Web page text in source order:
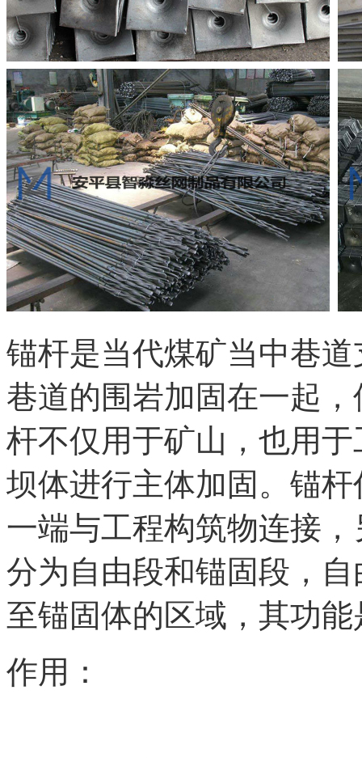
锚杆是当代煤矿当中巷
巷道的围岩加固在一起
杆不仅用于矿山，也用
坝体进行主体加固。锚
一端与工程构筑物连接
分为自由段和锚固段，
至锚固体的区域，其功
作用：